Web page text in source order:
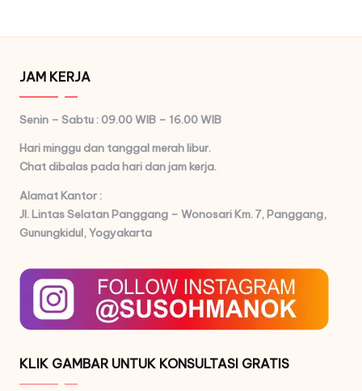
JAM KERJA
Senin – Sabtu : 09.00 WIB – 16.00 WIB
Hari minggu dan tanggal merah libur.
Chat dibalas pada hari dan jam kerja.
Alamat Kantor :
Jl. Lintas Selatan Panggang – Wonosari Km. 7,Panggang,
Gunungkidul, Yogyakarta
KLIK GAMBAR UNTUK KONSULTASI GRATIS